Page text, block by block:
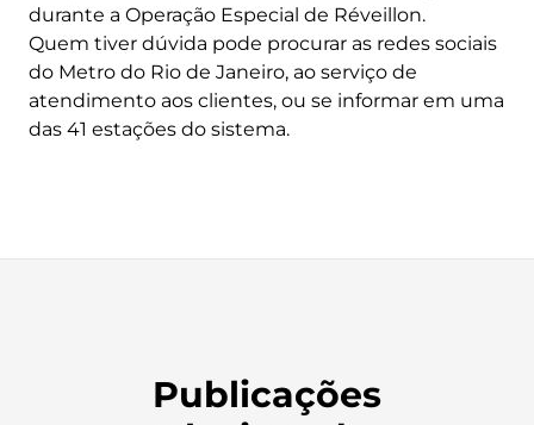
durante a Operação Especial de Réveillon.
Quem tiver dúvida pode procurar as redes sociais
do Metro do Rio de Janeiro, ao serviço de
atendimento aos clientes, ou se informar em uma
das 41 estações do sistema.
Publicações